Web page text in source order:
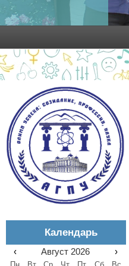
Календарь
‹ Август 2026 ›